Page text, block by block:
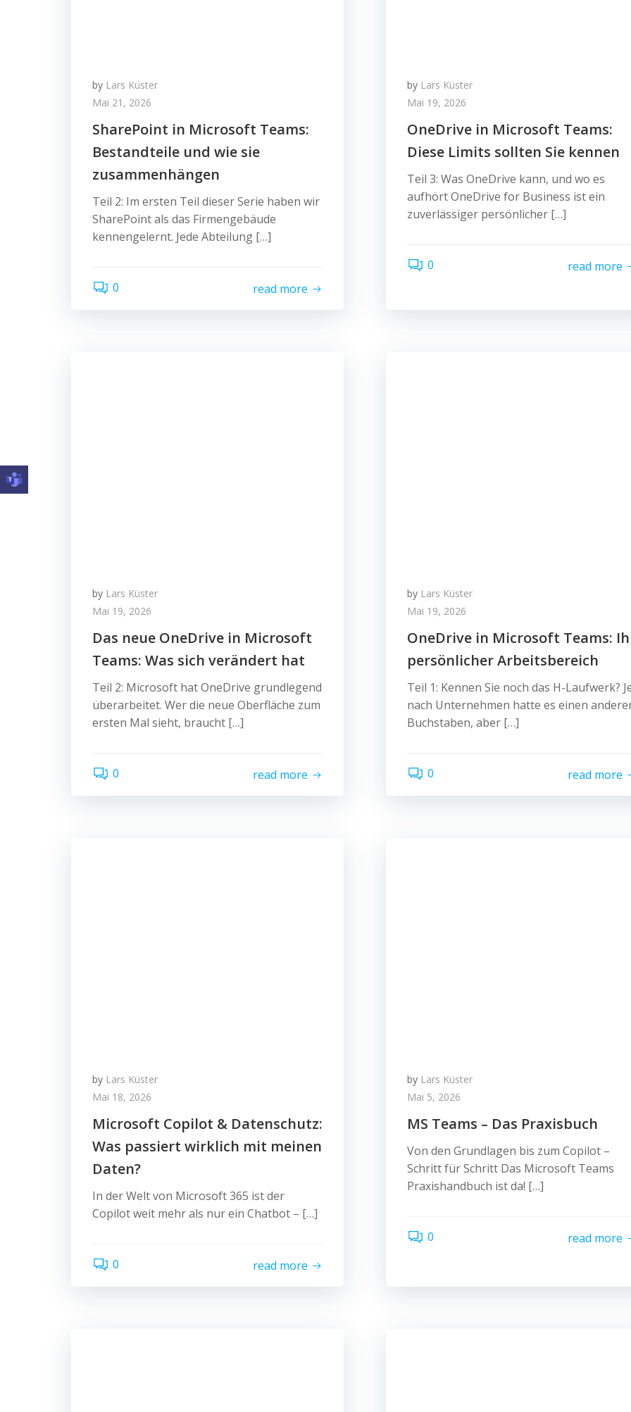
by Lars Küster
Mai 21, 2026
SharePoint in Microsoft Teams:
Bestandteile und wie sie
zusammenhängen
Teil 2: Im ersten Teil dieser Serie haben wir
SharePoint als das Firmengebäude
kennengelernt. Jede Abteilung […]
0 read more
by Lars Küster
Mai 19, 2026
OneDrive in Microsoft Teams:
Diese Limits sollten Sie kennen
Teil 3: Was OneDrive kann, und wo es
aufhört OneDrive for Business ist ein
zuverlässiger persönlicher […]
0 read more
by Lars Küster
Mai 19, 2026
Das neue OneDrive in Microsoft
Teams: Was sich verändert hat
Teil 2: Microsoft hat OneDrive grundlegend
überarbeitet. Wer die neue Oberfläche zum
ersten Mal sieht, braucht […]
0 read more
by Lars Küster
Mai 19, 2026
OneDrive in Microsoft Teams:
persönlicher Arbeitsbereich
Teil 1: Kennen Sie noch das H-Laufwerk?
nach Unternehmen hatte es einen
Buchstaben, aber […]
0 read more
by Lars Küster
Mai 18, 2026
Microsoft Copilot & Datenschutz:
Was passiert wirklich mit meinen
Daten?
In der Welt von Microsoft 365 ist der
Copilot weit mehr als nur ein Chatbot – […]
0 read more
by Lars Küster
Mai 5, 2026
MS Teams – Das Praxisbuch
Von den Grundlagen bis zum Copilot –
Schritt für Schritt Das Microsoft Teams
Praxishandbuch ist da! […]
0 read more